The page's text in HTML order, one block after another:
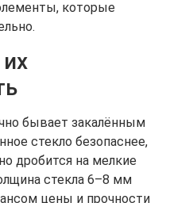
которые
бывает закалённым
стекло безопаснее,
дробится на мелкие
стекла 6–8 мм
цены и прочности